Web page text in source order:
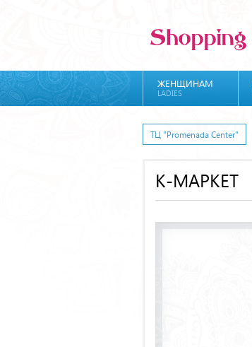
ЖЕНЩИНАМ
LADIES
ТЦ "Promenada Center"
К-МАРКЕТ